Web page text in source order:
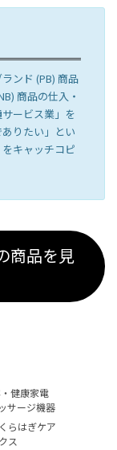
ンド (PB) 商品
商品の仕入・
ービス業」を
りたい」とい
キャッチコピ
商品を見
健康家電
サージ機器
らはぎケア
ス